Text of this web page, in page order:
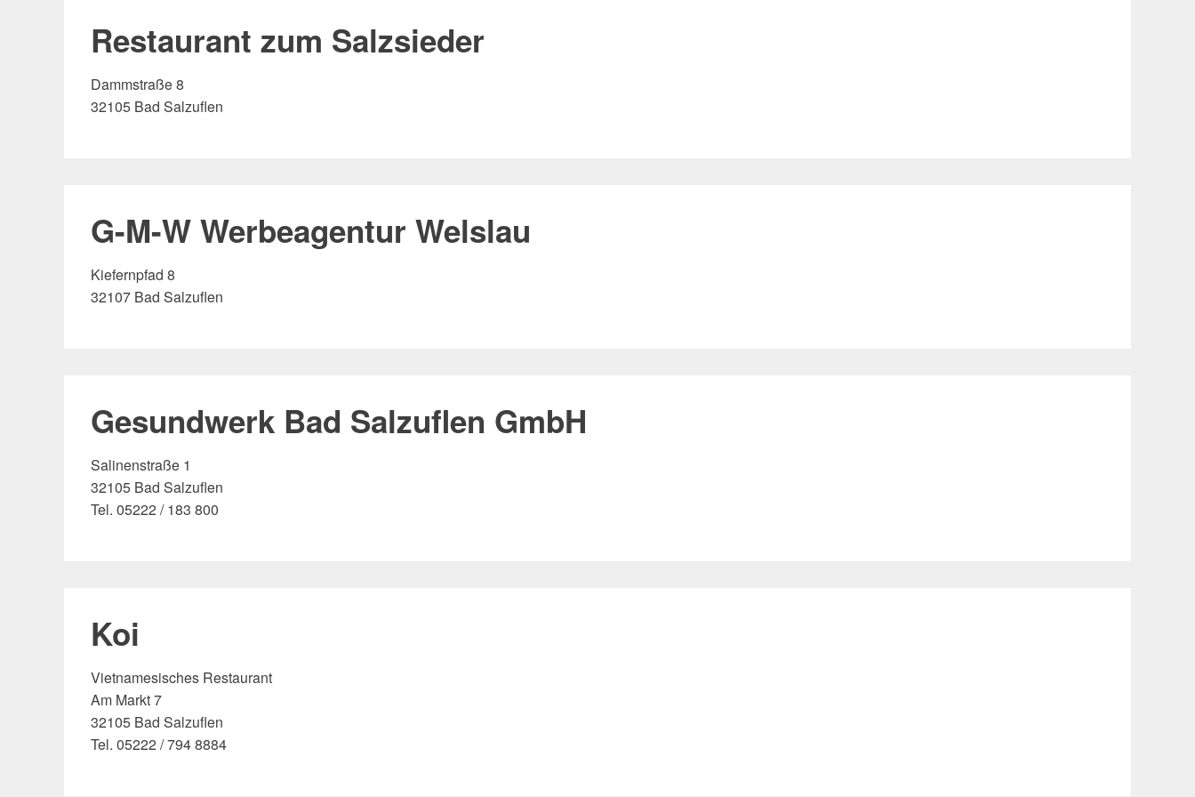
Restaurant zum Salzsieder
Dammstraße 8
32105 Bad Salzuflen
G-M-W Werbeagentur Welslau
Kiefernpfad 8
32107 Bad Salzuflen
Gesundwerk Bad Salzuflen GmbH
Salinenstraße 1
32105 Bad Salzuflen
Tel. 05222 / 183 800
Koi
Vietnamesisches Restaurant
Am Markt 7
32105 Bad Salzuflen
Tel. 05222 / 794 8884